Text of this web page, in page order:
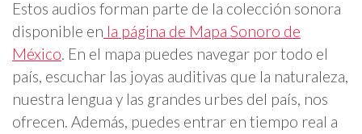
Estos audios forman parte de la colección sonora
disponible en la página de Mapa Sonoro de
México. En el mapa puedes navegar por todo el
país, escuchar las joyas auditivas que la naturaleza,
nuestra lengua y las grandes urbes del país, nos
ofrecen. Además, puedes entrar en tiempo real a